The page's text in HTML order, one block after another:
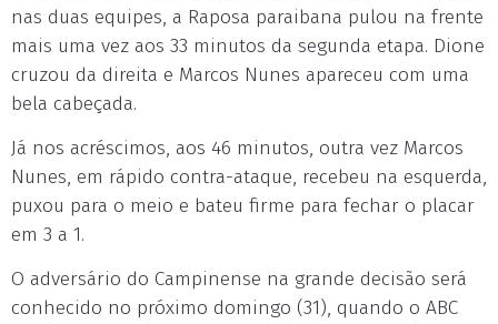
nas duas equipes, a Raposa paraibana pulou na frente
mais uma vez aos 33 minutos da segunda etapa. Dione
cruzou da direita e Marcos Nunes apareceu com uma
bela cabeçada.
Já nos acréscimos, aos 46 minutos, outra vez Marcos
Nunes, em rápido contra-ataque, recebeu na esquerda,
puxou para o meio e bateu firme para fechar o placar
em 3 a 1.
O adversário do Campinense na grande decisão será
conhecido no próximo domingo (31), quando o ABC